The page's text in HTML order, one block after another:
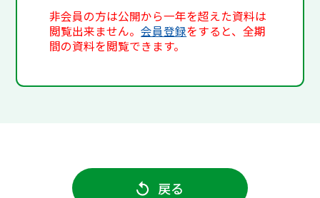
非会員の方は公開から一年を超えた資料は
閲覧出来ません。会員登録をすると、全期
間の資料を閲覧できます。
戻る